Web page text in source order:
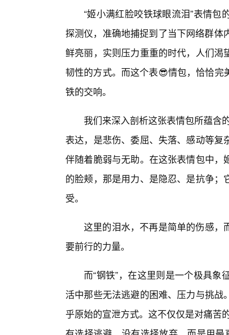
“姬小满红脸咬铁球眼流泪”表情
探测仪，准确地捕捉到了当下网络群
鲜亮丽，实则压力重重的时代，人们
韧性的方式。而这个表😎情包，恰恰
铁的交响。
我们来深入剖析这张表情包所蕴含
表达，是悲伤、委屈、失落、感动等
伴随着脆弱与无助。在这张表情包中
的脸颊，那是用力、是隐忍、是抗争
受。
这里的泪水，不再是简单的伤感，
要前行的力量。
而“钢铁”，在这里则是一个极具
活中那些无法逃避的困难、压力与挑
乎原始的宣泄方式。这不仅仅是对痛苦